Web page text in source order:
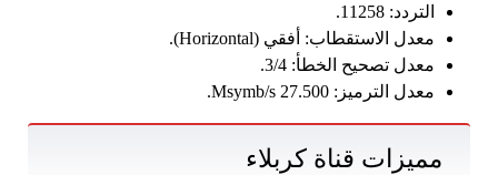
التردد: 11258.
معدل الاستقطاب: أفقي (Horizontal).
معدل تصحيح الخطأ: 3/4.
معدل الترميز: 27.500 Msymb/s.
مميزات قناة كربلاء